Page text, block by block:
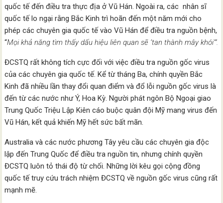
quốc tế đến điều tra thực địa ở Vũ Hán. Ngoài ra, các nhân sĩ
quốc tế lo ngại rằng Bắc Kinh trì hoãn đến một năm mới cho
phép các chuyên gia quốc tế vào Vũ Hán để điều tra nguồn bệnh,
“Mọi khả năng tìm thấy dấu hiệu liên quan sẽ ‘tan thành mây khói’”.
ĐCSTQ rất không tích cực đối với việc điều tra nguồn gốc virus
của các chuyên gia quốc tế. Kể từ tháng Ba, chính quyền Bắc
Kinh đã nhiều lần thay đổi quan điểm và đổ lỗi nguồn gốc virus là
đến từ các nước như Ý, Hoa Kỳ. Người phát ngôn Bộ Ngoại giao
Trung Quốc Triệu Lập Kiên cáo buộc quân đội Mỹ mang virus đến
Vũ Hán, kết quả khiến Mỹ hết sức bất mãn.
Australia và các nước phương Tây yêu cầu các chuyên gia độc
lập đến Trung Quốc để điều tra nguồn tin, nhưng chính quyền
ĐCSTQ luôn tỏ thái độ từ chối. Những lời kêu gọi cộng đồng
quốc tế truy cứu trách nhiệm ĐCSTQ về nguồn gốc virus cũng rất
mạnh mẽ.